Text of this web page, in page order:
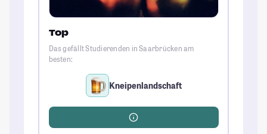
Top
Das gefällt Studierenden in Saarbrücken am
besten:
Kneipenlandschaft